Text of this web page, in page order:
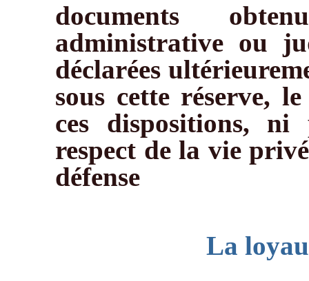
documents
administrative ou
déclarées
sous cette réserve,
ces dispositions,
respect de la vie
défense
La